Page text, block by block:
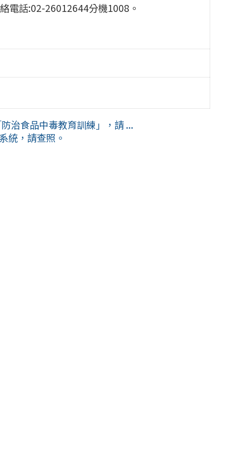
電話:02-26012644分機1008。
治食品中毒教育訓練」，請 ...
統，請查照。